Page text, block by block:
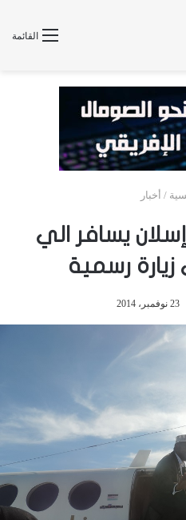
القائمة
/ أخبار
يسافر الي
زيارة رسمية
23 نوفمبر، 2014